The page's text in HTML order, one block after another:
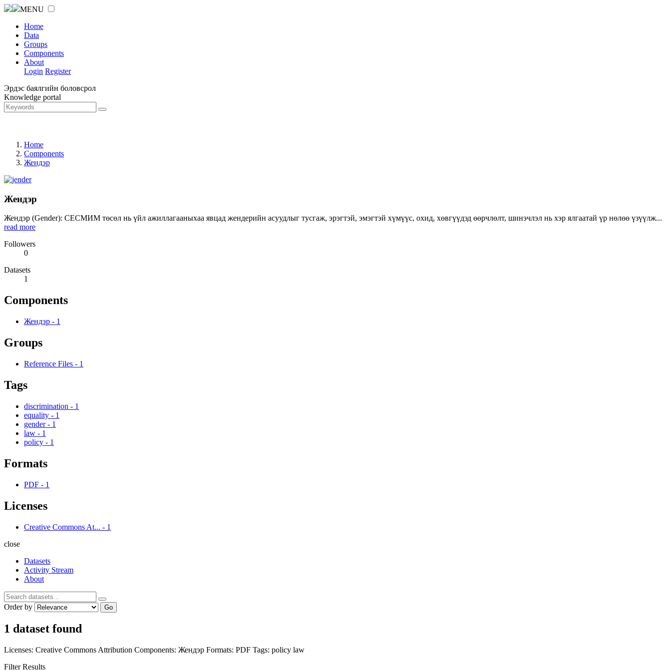
MENU
Home
Data
Groups
Components
About
Login Register
Эрдэс баялгийн боловсрол
Knowledge portal
Home
Components
Жендэр
Жендэр
Жендэр (Gender): СЕСМИМ төсөл нь үйл ажиллагааныхаа явцад жендерийн асуудлыг тусгаж, эрэгтэй, эмэгтэй хүмүүс, охид, хөвгүүдэд өөрчлөлт, шинэчлэл нь хэр ялгаатай үр нөлөө үзүүлж...
read more
Followers
0
Datasets
1
Components
Жендэр - 1
Groups
Reference Files - 1
Tags
discrimination - 1
equality - 1
gender - 1
law - 1
policy - 1
Formats
PDF - 1
Licenses
Creative Commons At... - 1
close
Datasets
Activity Stream
About
Order by Go
1 dataset found
Licenses: Creative Commons Attribution Components: Жендэр Formats: PDF Tags: policy law
Filter Results